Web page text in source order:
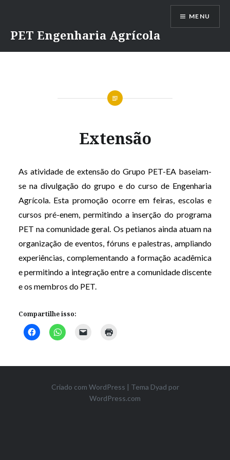
conteúdo
PET Engenharia Agrícola
MENU
Extensão
As atividade de extensão do Grupo PET-EA baseiam-
se na divulgação do grupo e do curso de Engenharia
Agrícola. Esta promoção ocorre em feiras, escolas e
cursos pré-enem, permitindo a inserção do programa
PET na comunidade geral. Os petianos ainda atuam na
organização de eventos, fóruns e palestras, ampliando
experiências, complementando a formação acadêmica
e permitindo a integração entre a comunidade discente
e os membros do PET.
Compartilhe isso:
Criado com WordPress | Tema Dyad por
WordPress.com